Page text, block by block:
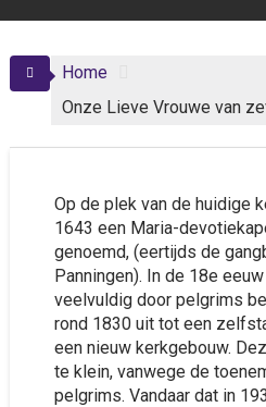
Home
Onze Lieve Vrouwe van
Op de plek van de huidige
1643 een Maria-
genoemd, (eertijds de
Panningen). In de 18e
veelvuldig door pelgrims
rond 1830 uit tot een
een nieuw kerkgebouw.
te klein, vanwege de
pelgrims. Vandaar dat in